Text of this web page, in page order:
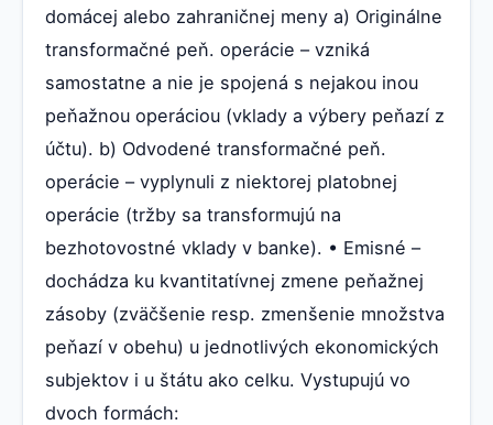
domácej alebo zahraničnej meny a) Originálne
transformačné peň. operácie – vzniká
samostatne a nie je spojená s nejakou inou
peňažnou operáciou (vklady a výbery peňazí z
účtu). b) Odvodené transformačné peň.
operácie – vyplynuli z niektorej platobnej
operácie (tržby sa transformujú na
bezhotovostné vklady v banke). • Emisné –
dochádza ku kvantitatívnej zmene peňažnej
zásoby (zväčšenie resp. zmenšenie množstva
peňazí v obehu) u jednotlivých ekonomických
subjektov i u štátu ako celku. Vystupujú vo
dvoch formách: